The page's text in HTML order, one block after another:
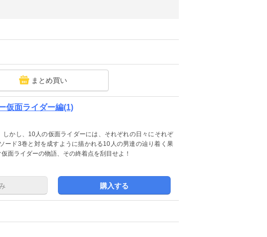
まとめ買い
仮面ライダー編(1)
かし、10人の仮面ライダーには、それぞれの日々にそれぞ
ド3巻と対を成すように描かれる10人の男達の辿り着く果
ライダーの物語、その終着点を刮目せよ！
購入する